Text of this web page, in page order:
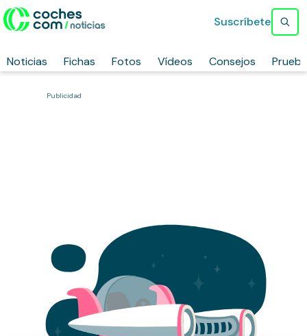
Noticias Fichas Fotos Vídeos Consejos
Suscríbete
Publicidad